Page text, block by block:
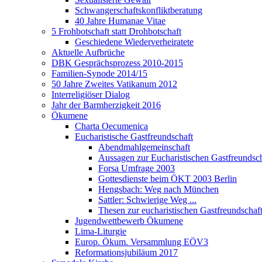
Schwangerschaftskonfliktberatung
40 Jahre Humanae Vitae
5 Frohbotschaft statt Drohbotschaft
Geschiedene Wiederverheiratete
Aktuelle Aufbrüche
DBK Gesprächsprozess 2010-2015
Familien-Synode 2014/15
50 Jahre Zweites Vatikanum 2012
Interreligiöser Dialog
Jahr der Barmherzigkeit 2016
Ökumene
Charta Oecumenica
Eucharistische Gastfreundschaft
Abendmahlgemeinschaft
Aussagen zur Eucharistischen
Forsa Umfrage 2003
Gottesdienste beim ÖKT 2003 Berlin
Hengsbach: Weg nach München
Sattler: Schwierige Weg ...
Thesen zur eucharistischen Gastfreundschaft
Jugendwettbewerb Ökumene
Lima-Liturgie
Europ. Ökum. Versammlung EÖV3
Reformationsjubiläum 2017